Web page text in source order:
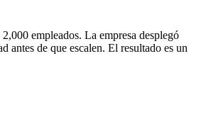
empleados. La empresa desplegó
antes de que escalen. El resultado es un